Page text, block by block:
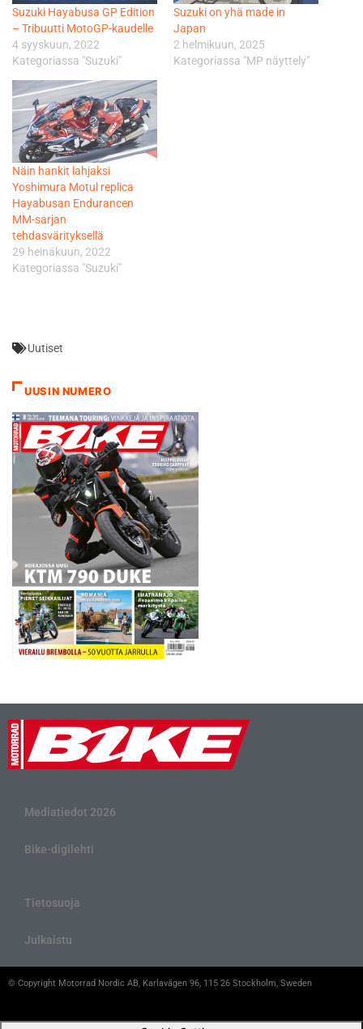
Suzuki Hayabusa GP Edition
– Tribuutti MotoGP-kaudelle
4 syyskuun, 2022
Kategoriassa "Suzuki"
Suzuki on yhä made in
Japan
2 helmikuun, 2025
Kategoriassa "MP näyttely"
Näin hankit lahjaksi
Yoshimura Motul replica
Hayabusan Endurancen
MM-sarjan
tehdasvärityksellä
29 heinäkuun, 2022
Kategoriassa "Suzuki"
Uutiset
UUSIN NUMERO
Mediatiedot 2026
Bike-digilehti
Tietosuoja
Julkaistu
© Copyright Motorrad Nordic AB, Karlavägen 96, 115 26 Stockholm, Sweden